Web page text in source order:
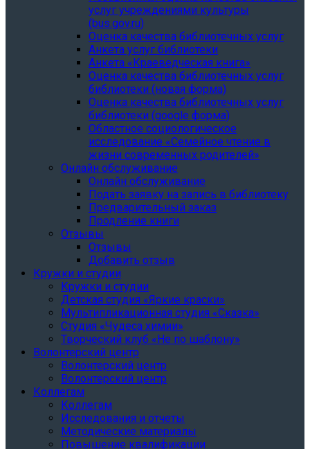
услуг учреждениями культуры
(bus.gov.ru)
Оценка качества библиотечных услуг
Анкета услуг библиотеки
Анкета «Краеведческая книга»
Oценка качества библиотечных услуг
библиотеки (новая форма)
Oценка качества библиотечных услуг
библиотеки (google форма)
Областное социологическое
исследование «Семейное чтение в
жизни современных родителей»
Онлайн обслуживание
Онлайн обслуживание
Подать заявку на запись в библиотеку
Предварительный заказ
Продление книги
Отзывы
Отзывы
Добавить отзыв
Кружки и студии
Кружки и студии
Детская студия «Яркие краски»
Мультипликационная студия «Сказка»
Студия «Чудеса химии»
Творческий клуб «Не по шаблону»
Волонтерский центр
Волонтерский центр
Волонтерский центр
Коллегам
Коллегам
Исследования и отчеты
Методические материалы
Повышение квалификации